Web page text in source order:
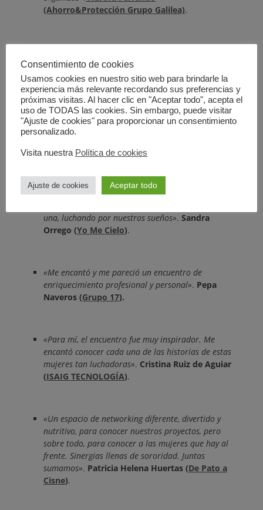
(Ahorro&Protección Grupo Galilea).
inspirador. Le dio sentido al trabajo que
realizamos. Me pareció muy emocionante,
también por la energía con la que yo iba».Judith
Ortega (Art&Mañas).
tanto tiempo, especialmente cuando se trata de
edades, cada una con una historia diferente. Es
maravillosa la sensación de que siendo tan
una, luchando por nuestros sueños». Sandra
Orrego (Yo Me Cielo).
«Me encantó y me pareció un encuentro de
enriquecimiento profesional y personal». Pepa
Naveros (Grupo 17).
«Para mí, el encuentro fue muy inspirador. Me
encantó conocer cada una de las historias de estas
mujeres tan luchadoras». Cristina Ruiz de Aguiar
(ISAIG TECNOLOGÍA).
«Un espacio de networking diferente, divertido y
nutritivo, para conocer nuestros proyectos, pero
sobre todo, para conocer a las mujeres que hay al
frente. Sinergias llenas de sororidad. Juntas
sumamos». Patricia Helena Huertas (De Pato a
Cisne).
Consentimiento de cookies
Usamos cookies en nuestro sitio web para brindarle la
experiencia más relevante recordando sus preferencias y
próximas visitas. Al hacer clic en "Aceptar todo", acepta el
uso de TODAS las cookies. Sin embargo, puede visitar
"Ajuste de cookies" para proporcionar un consentimiento
personalizado.
Visita nuestra Política de cookies
Ajuste de cookies Aceptar todo